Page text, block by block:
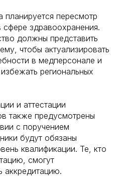
планируется пересмотр
здравоохранения.
должны представить
чтобы актуализировать
в медперсонале и
региональных
и аттестации
также предусмотрены
с поручением
будут обязаны
квалификации. Те, кто
смогут
аккредитацию.